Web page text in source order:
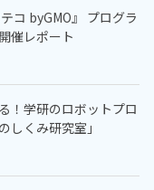
コ byGMO』 プログラ
催レポート
！学研のロボットプロ
しくみ研究室」